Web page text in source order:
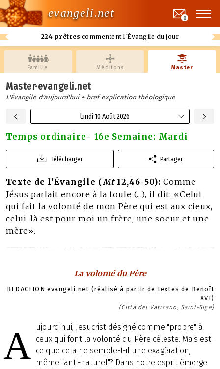
evangeli.net
224 prêtres commentent l'Évangile du jour
0
Famille Méditons Master
Master·evangeli.net
L'Évangile d'aujourd'hui + bref explication théologique
lundi 10 Août 2026
Temps ordinaire- 16e Semaine: Mardi
Télécharger Partager
Texte de l'Évangile (Mt12,46-50): Comme
Jésus parlait encore à la foule (…), il dit: «Celui
qui fait la volonté de mon Père qui est aux cieux,
celui-là est pour moi un frère, une soeur et une
mère».
La volonté du Père
REDACTION evangeli.net (réalisé à partir de textes de Benoît
XVI)
(Città del Vaticano, Saint-Sige)
A
ujourd'hui, Jesucrist désigné comme "propre" à
ceux qui font la volonté du Père céleste. Mais est-
ce que cela ne semble-t-il une exagération,
même "anti-naturel"? Dans notre esprit émerge